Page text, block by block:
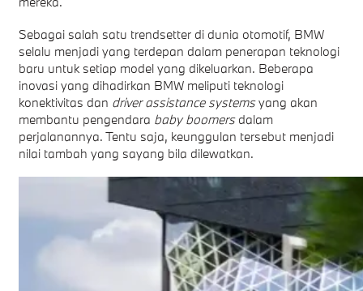
Sebagai salah satu trendsetter di dunia otomotif, BMW
selalu menjadi yang terdepan dalam penerapan teknologi
baru untuk setiap model yang dikeluarkan. Beberapa
inovasi yang dihadirkan BMW meliputi teknologi
konektivitas dan driver assistance systemsyang akan
membantu pengendara baby boomersdalam
perjalanannya. Tentu saja, keunggulan tersebut menjadi
nilai tambah yang sayang bila dilewatkan.